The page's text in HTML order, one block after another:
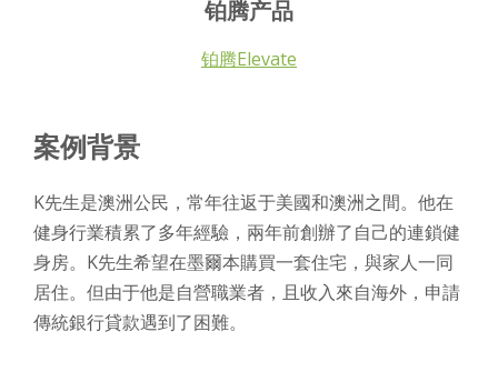
铂腾产品
铂腾Elevate
案例背景
K先生是澳洲公民，常年往返于美國和澳洲之間。他在
健身行業積累了多年經驗，兩年前創辦了自己的連鎖健
身房。K先生希望在墨爾本購買一套住宅，與家人一同
居住。但由于他是自營職業者，且收入來自海外，申請
傳統銀行貸款遇到了困難。